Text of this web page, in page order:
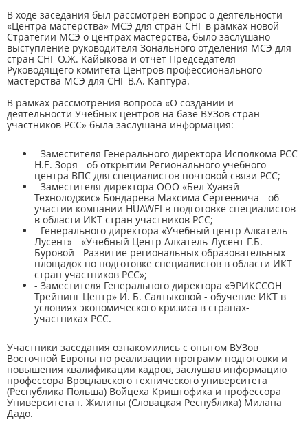
В ходе заседания был рассмотрен вопрос о деятельности
«Центра мастерства» МСЭ для стран СНГ в рамках новой
Стратегии МСЭ о центрах мастерства, было заслушано
выступление руководителя Зонального отделения МСЭ для
стран СНГ О.Ж. Кайыкова и отчет Председателя
Руководящего комитета Центров профессионального
мастерства МСЭ для СНГ В.А. Каптура.
В рамках рассмотрения вопроса «О создании и
деятельности Учебных центров на базе ВУЗов стран
участников РСС» была заслушана информация:
- Заместителя Генерального директора Исполкома РСС
Н.Е. Зоря - об открытии Регионального учебного
центра ВПС для специалистов почтовой связи РСС;
- Заместителя директора ООО «Бел Хуавэй
Технолоджис» Бондарева Максима Сергеевича - об
участии компании HUAWEI в подготовке специалистов
в области ИКТ стран участников РСС;
- Генерального директора «Учебный центр Алкатель -
Лусент» - «Учебный Центр Алкатель-Лусент Г.Б.
Буровой - Развитие региональных образовательных
площадок по подготовке специалистов в области ИКТ
стран участников РСС»;
- Заместителя Генерального директора «ЭРИКССОН
Трейнинг Центр» И. Б. Салтыковой - обучение ИКТ в
условиях экономического кризиса в странах-
участниках РСС.
Участники заседания ознакомились с опытом ВУЗов
Восточной Европы по реализации программ подготовки и
повышения квалификации кадров, заслушав информацию
профессора Вроцлавского технического университета
(Республика Польша) Войцеха Криштофика и профессора
Университета г. Жилины (Словацкая Республика) Милана
Дадо.